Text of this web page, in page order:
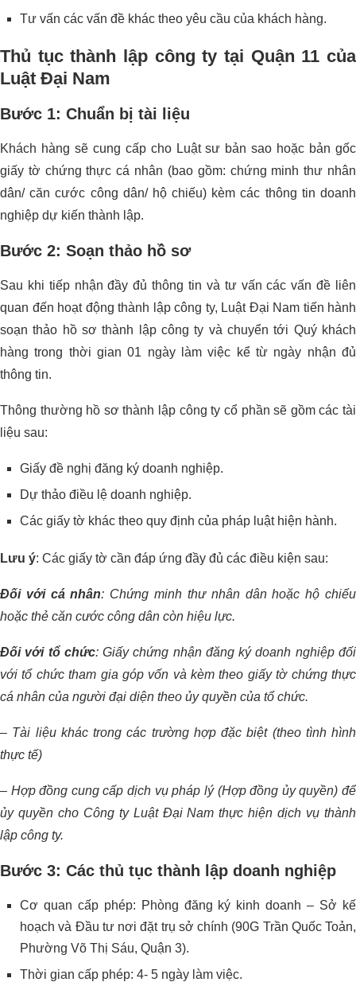
Tư vấn các vấn đề khác theo yêu cầu của khách hàng.
Thủ tục thành lập công ty tại Quận 11 của
Luật Đại Nam
Bước 1: Chuẩn bị tài liệu
Khách hàng sẽ cung cấp cho Luật sư bản sao hoặc bản gốc
giấy tờ chứng thực cá nhân (bao gồm: chứng minh thư nhân
dân/ căn cước công dân/ hộ chiếu) kèm các thông tin doanh
nghiệp dự kiến thành lập.
Bước 2: Soạn thảo hồ sơ
Sau khi tiếp nhận đầy đủ thông tin và tư vấn các vấn đề liên
quan đến hoạt động thành lập công ty, Luật Đại Nam tiến hành
soạn thảo hồ sơ thành lập công ty và chuyển tới Quý khách
hàng trong thời gian 01 ngày làm việc kể từ ngày nhận đủ
thông tin.
Thông thường hồ sơ thành lập công ty cổ phần sẽ gồm các tài
liệu sau:
Giấy đề nghị đăng ký doanh nghiệp.
Dự thảo điều lệ doanh nghiệp.
Các giấy tờ khác theo quy định của pháp luật hiện hành.
Lưu ý: Các giấy tờ cần đáp ứng đầy đủ các điều kiện sau:
Đối với cá nhân: Chứng minh thư nhân dân hoặc hộ chiếu
hoặc thẻ căn cước công dân còn hiệu lực.
Đối với tổ chức: Giấy chứng nhận đăng ký doanh nghiệp đối
với tổ chức tham gia góp vốn và kèm theo giấy tờ chứng thực
cá nhân của người đại diện theo ủy quyền của tổ chức.
– Tài liệu khác trong các trường hợp đặc biệt (theo tình hình
thực tế)
– Hợp đồng cung cấp dịch vụ pháp lý (Hợp đồng ủy quyền) để
ủy quyền cho Công ty Luật Đại Nam thực hiện dịch vụ thành
lập công ty.
Bước 3: Các thủ tục thành lập doanh nghiệp
Cơ quan cấp phép: Phòng đăng ký kinh doanh – Sở kế
hoạch và Đầu tư nơi đặt trụ sở chính (90G Trần Quốc Toản,
Phường Võ Thị Sáu, Quận 3).
Thời gian cấp phép: 4- 5 ngày làm việc.